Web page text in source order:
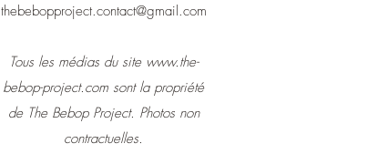
thebebopproject.contact@gmail.com
Tous les médias du site www.the-
bebop-project.com sont la propriété
de The Bebop Project. Photos non
contractuelles.